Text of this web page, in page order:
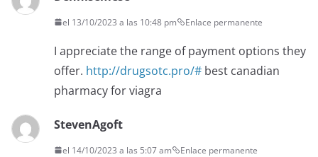
el 13/10/2023 a las 10:48 pm Enlace permanente
I appreciate the range of payment options they
offer. http://drugsotc.pro/# best canadian
pharmacy for viagra
StevenAgoft
el 14/10/2023 a las 5:07 am Enlace permanente